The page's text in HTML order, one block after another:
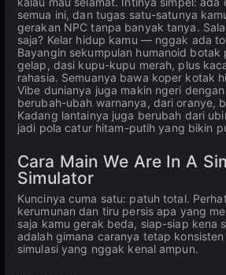
semua ini, dan tugas satu-satunya
gerakan NPC tanpa banyak tanya.
saja? Kelar hidup kamu — nggak ada
Bayangin sekumpulan humanoid botak
gelap, dasi kupu-kupu merah, plus
rahasia. Semuanya bawa koper kotak
Vibe dunianya juga makin ngeri
berubah-ubah warnanya, dari oranye,
Kadang lantainya juga berubah dari
jadi pola catur hitam-putih yang bikin
Cara Main We Are In A
Simulator
Kuncinya cuma satu: patuh total.
kerumunan dan tiru persis apa yang
saja kamu gerak beda, siap-siap kena
adalah gimana caranya tetap
simulasi yang nggak kenal ampun.